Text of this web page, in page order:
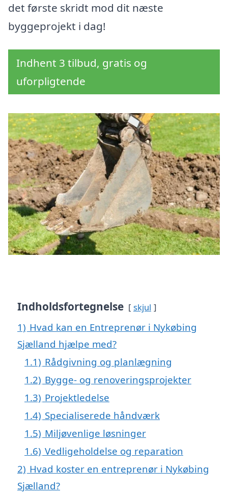
det første skridt mod dit næste
byggeprojekt i dag!
Indhent 3 tilbud, gratis og
uforpligtende
Indholdsfortegnelse skjul
1) Hvad kan en Entreprenør i Nykøbing
Sjælland hjælpe med?
1.1) Rådgivning og planlægning
1.2) Bygge- og renoveringsprojekter
1.3) Projektledelse
1.4) Specialiserede håndværk
1.5) Miljøvenlige løsninger
1.6) Vedligeholdelse og reparation
2) Hvad koster en entreprenør i Nykøbing
Sjælland?